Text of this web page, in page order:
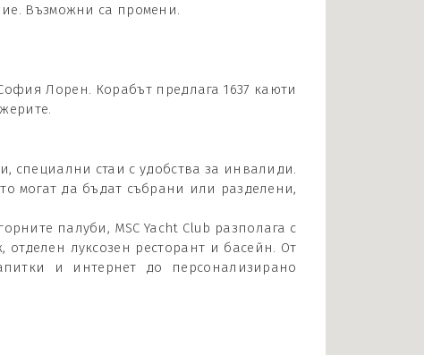
Възможни са промени.
Лорен. Корабът предлага 1637 каюти
специални стаи с удобства за инвалиди.
могат да бъдат събрани или разделени,
палуби, MSC Yacht Club разполага с
луксозен ресторант и басейн. От
и интернет до персонализирано